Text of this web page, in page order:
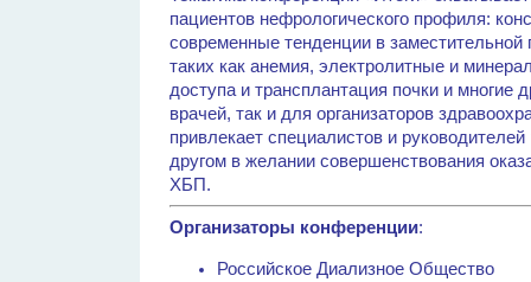
пациентов нефрологического профиля:
современные тенденции в
таких как анемия, электролитные и
доступа и трансплантация почки и многие
врачей, так и для организаторов
привлекает специалистов и
другом в желании совершенствования
ХБП.
Организаторы конференции:
Российское Диализное Общество